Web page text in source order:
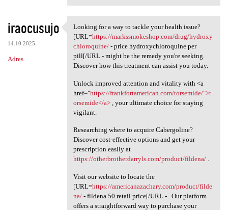
iraocusujo
14.10.2025
Adres
Looking for a way to tackle
Looking for a way to tackle your health issue?
[URL=https://markssmokeshop.com/drug/hydroxy
chloroquine/- price hydroxychloroquine per
pill[/URL - might be the remedy you're seeking.
Discover how this treatment can assist you today.
Unlock improved attention and vitality with <a
href="https://frankfortamerican.com/torsemide/">t
orsemide</a>, your ultimate choice for staying
vigilant.
Researching where to acquire Cabergoline?
Discover cost-effective options and get your
prescription easily at
https://otherbrotherdarryls.com/product/fildena/.
Visit our website to locate the
[URL=https://americanazachary.com/product/filde
na/- fildena 50 retail price[/URL - . Our platform
offers a straightforward way to purchase your